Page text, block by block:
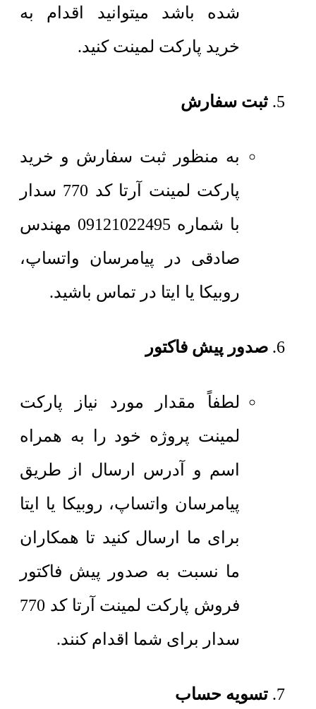
شده باشد میتوانید اقدام به
خرید پارکت لمینت کنید.
ثبت سفارش
به منظور ثبت سفارش و خرید
پارکت لمینت آرتا کد 770 سدار
با شماره 09121022495 مهندس
صادقی در پیامرسان واتساپ،
روبیکا یا ایتا در تماس باشید.
صدور پیش فاکتور
لطفاً مقدار مورد نیاز پارکت
لمینت پروژه خود را به همراه
اسم و آدرس ارسال از طریق
پیامرسان واتساپ، روبیکا یا ایتا
برای ما ارسال کنید تا همکاران
ما نسبت به صدور پیش فاکتور
فروش پارکت لمینت آرتا کد 770
سدار برای شما اقدام کنند.
تسویه حساب